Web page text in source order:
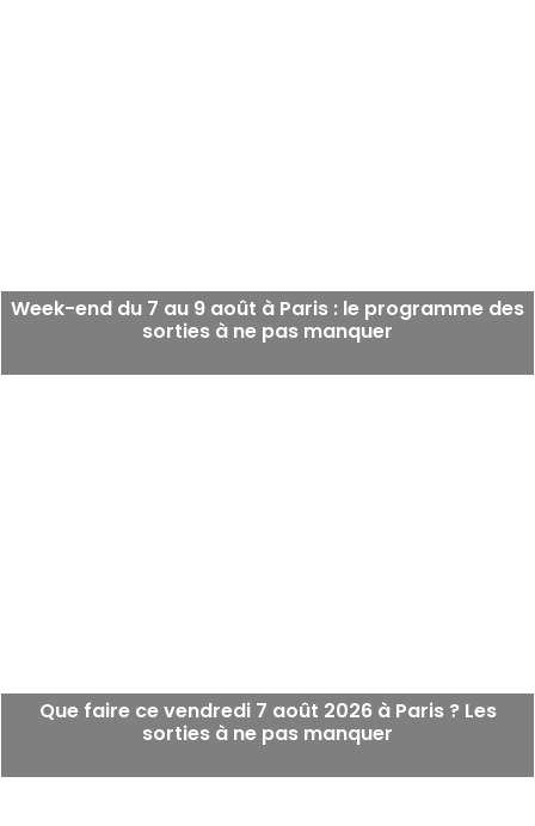
Week-end du 7 au 9 août à Paris : le programme des
sorties à ne pas manquer
Que faire ce vendredi 7 août 2026 à Paris ? Les
sorties à ne pas manquer